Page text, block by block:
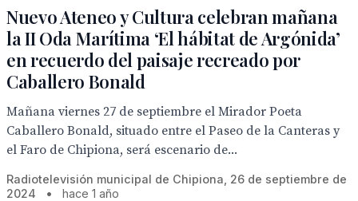
Nuevo Ateneo y Cultura celebran mañana
la II Oda Marítima ‘El hábitat de Argónida’
en recuerdo del paisaje recreado por
Caballero Bonald
Mañana viernes 27 de septiembre el Mirador Poeta
Caballero Bonald, situado entre el Paseo de la Canteras y
el Faro de Chipiona, será escenario de...
Radiotelevisión municipal de Chipiona, 26 de septiembre de
2024
• hace 1 año